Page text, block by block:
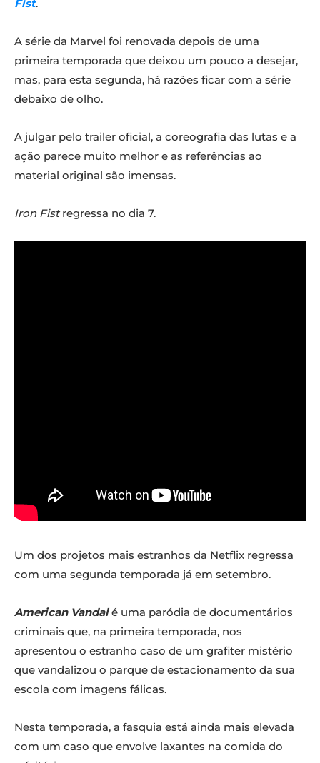
Fist.
A série da Marvel foi renovada depois de uma
primeira temporada que deixou um pouco a desejar,
mas, para esta segunda, há razões ficar com a série
debaixo de olho.
A julgar pelo trailer oficial, a coreografia das lutas e a
ação parece muito melhor e as referências ao
material original são imensas.
Iron Fistregressa no dia 7.
Um dos projetos mais estranhos da Netflix regressa
com uma segunda temporada já em setembro.
American Vandalé uma paródia de documentários
criminais que, na primeira temporada, nos
apresentou o estranho caso de um grafiter mistério
que vandalizou o parque de estacionamento da sua
escola com imagens fálicas.
Nesta temporada, a fasquia está ainda mais elevada
com um caso que envolve laxantes na comida do